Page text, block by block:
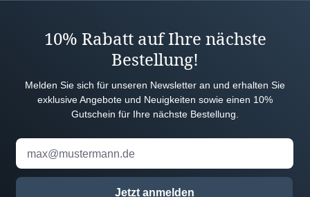
10% Rabatt auf Ihre nächste
Bestellung!
Melden Sie sich für unseren Newsletter an und erhalten Sie
exklusive Angebote und Neuigkeiten sowie einen 10%
Gutschein für Ihre nächste Bestellung.
Jetzt anmelden